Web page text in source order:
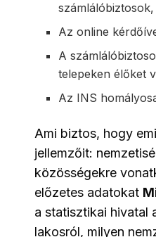
Az online
A
telepeken élőket
Az INS
Ami biztos, hogy
jellemzőit:
közösségekre
előzetes adatokat
a statisztikai hivatal
lakosról, milyen